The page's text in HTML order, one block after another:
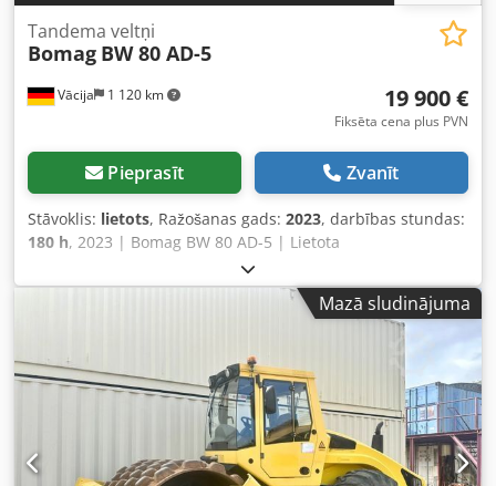
Vācija 1 120 km
Tandema veltņi
Bomag BW 80 AD-5
19 900 €
Fiksēta cena plus PVN
Pieprasīt Zvanīt
Stāvoklis: lietots, Ražošanas gads: 2023, darbības stundas:
180 h, 2023 | Bomag BW 80 AD-5 | Lietota
tandemvibrācijas veltņa | 180 motostundas 📍 Atrašanās
vieta: Vācija 🚛 Piegāde pieejama uz jūsu galamērķi –
izmantojiet mūsu piegādes kalkulatoru, lai aprēķinātu
transporta izmaksas! 💰 Iegādājieties tūlīt par EUR 19900
vai iesniedziet savu cenu piedāvājumu. Samaksa piegādes
brīdī pieejama par saprātīgu maksu (atkarībā no
apstiprinājuma)* 👷‍♂️ Pārbaudīts no neatkarīga eksperta
Dcodpfxjydr Awj Alyjk 41 pārbaudes punkts apstiprināts ✅
0 nepilnību ℹ️ 0 problēmu ⚠️ 📌 Inspektora komentārs:
Mašīna izskatās gandrīz kā jauna ar ļoti mazām
Mazā sludinājuma